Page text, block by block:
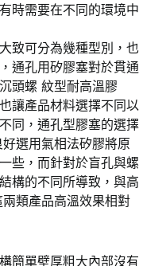
時需要在不同的環境中
致可分為幾種型別，也
通孔用矽膠塞對於貫通
頭螺 紋型耐高溫膠
讓產品材料選擇不同以
同，通孔型膠塞的選擇
選用氣相法矽膠將原
些，而針對於盲孔與螺
構的不同所導致，與高
類產品高溫效果相對
簡單壁厚粗大內部沒有